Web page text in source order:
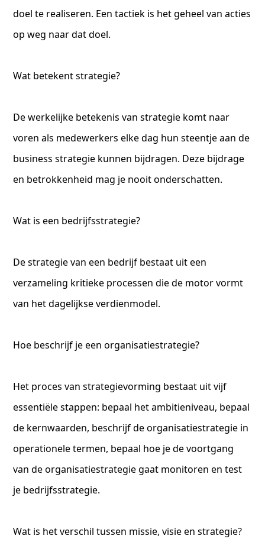
doel te realiseren. Een tactiek is het geheel van acties
op weg naar dat doel.
Wat betekent strategie?
De werkelijke betekenis van strategie komt naar
voren als medewerkers elke dag hun steentje aan de
business strategie kunnen bijdragen. Deze bijdrage
en betrokkenheid mag je nooit onderschatten.
Wat is een bedrijfsstrategie?
De strategie van een bedrijf bestaat uit een
verzameling kritieke processen die de motor vormt
van het dagelijkse verdienmodel.
Hoe beschrijf je een organisatiestrategie?
Het proces van strategievorming bestaat uit vijf
essentiële stappen: bepaal het ambitieniveau, bepaal
de kernwaarden, beschrijf de organisatiestrategie in
operationele termen, bepaal hoe je de voortgang
van de organisatiestrategie gaat monitoren en test
je bedrijfsstrategie.
Wat is het verschil tussen missie, visie en strategie?